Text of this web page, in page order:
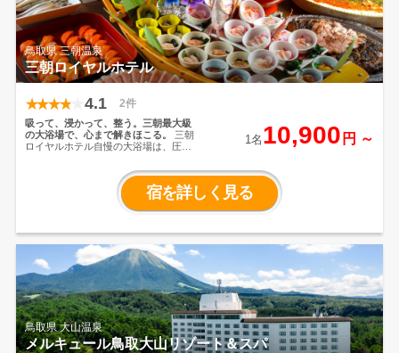
鳥取県 三朝温泉
三朝ロイヤルホテル
4.1 2件
吸って、浸かって、整う。三朝最大級
の大浴場で、心まで解きほこる。
三朝
ロイヤルホテル自慢の大浴場は、圧倒
温泉の熱気に包まれ、深呼吸する。
日々の疲れが湯気に溶けていく、至福
の「湯治体験」をあなたに。三徳川の
せせらぎを聞きながら、何もしない贅
1名 10,900 円 ～
宿を詳しく見る
鳥取県 大山温泉
メルキュール鳥取大山リゾート＆スパ